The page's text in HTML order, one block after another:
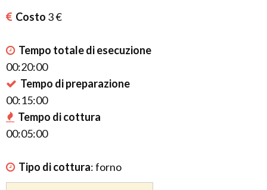
Costo 3 €
Tempo totale di esecuzione
00:20:00
Tempo di preparazione
00:15:00
Tempo di cottura
00:05:00
Tipo di cottura:forno